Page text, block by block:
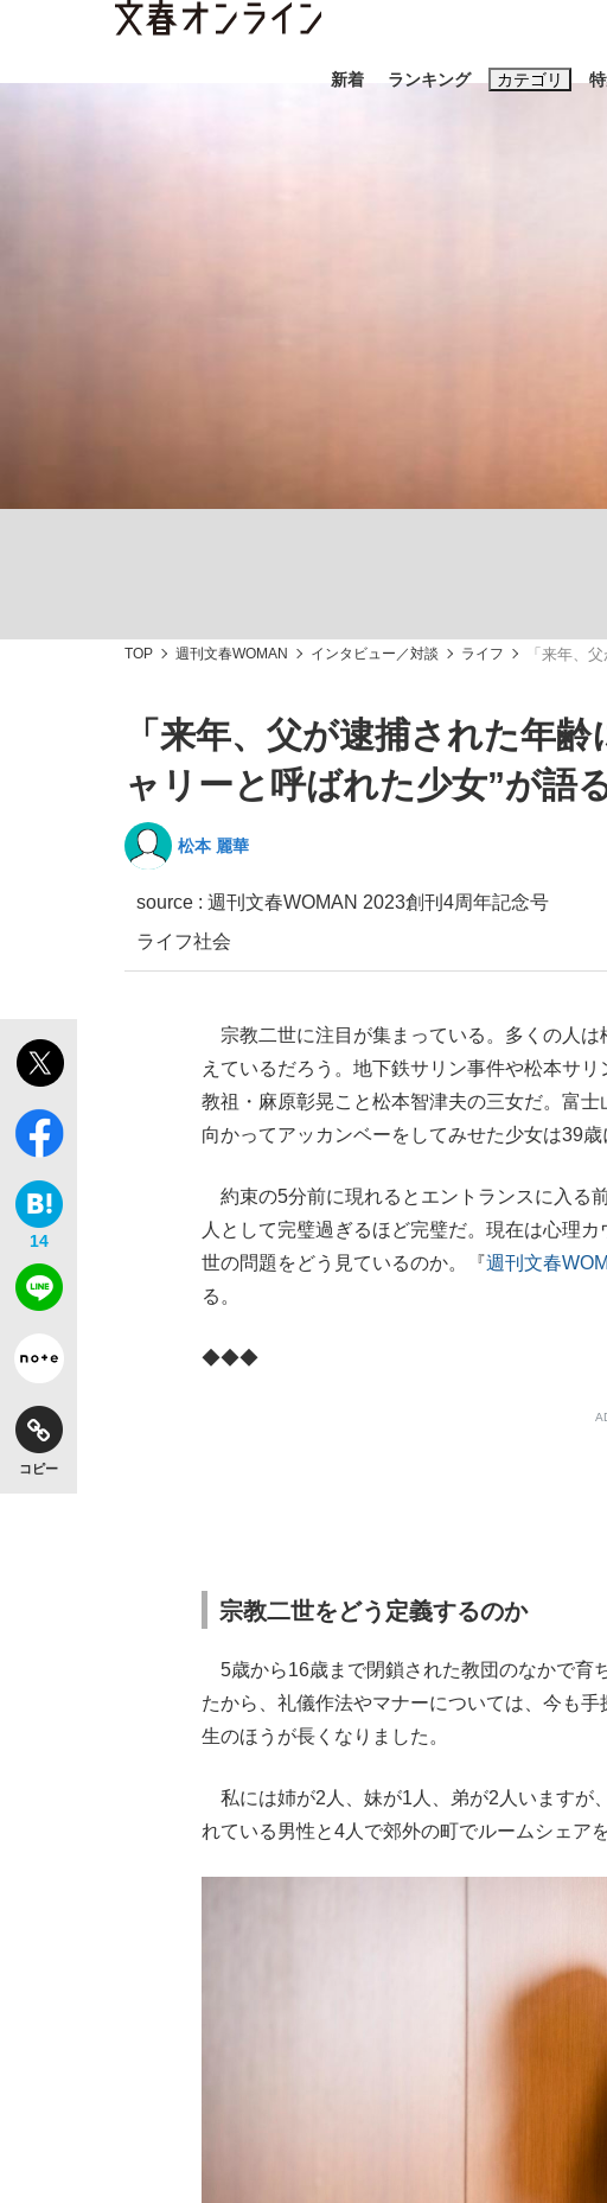
新着 ランキング カテゴリ
「90%は失敗する。でも…」本田圭佑が初めて明かし
「敗因分析は一切聞かれなかった」侍ジャパン選手が
「目標達成できなかったからと言って…」サッカー日
キングの誕生を、目撃せよ。
the Style
TOP 週刊文春WOMAN インタビュー／対談 ライフ 「来年、
「来年、父が逮捕された年
ャリーと呼ばれた少女”が語
松本 麗華
source : 週刊文春WOMAN 2023創刊4周年記念号
ライフ社会
14
コピー
宗教二世に注目が集まっている。多くの人は
えているだろう。地下鉄サリン事件や松本サ
教祖・麻原彰晃こと松本智津夫の三女だ。富
向かってアッカンベーをしてみせた少女は39歳
約束の5分前に現れるとエントランスに入る
人として完璧過ぎるほど完璧だ。現在は心理
世の問題をどう見ているのか。『週刊文春
る。
◆◆◆
宗教二世をどう定義するのか
5歳から16歳まで閉鎖された教団のなかで育
たから、礼儀作法やマナーについては、今も
生のほうが長くなりました。
私には姉が2人、妹が1人、弟が2人いますが
れている男性と4人で郊外の町でルームシェア